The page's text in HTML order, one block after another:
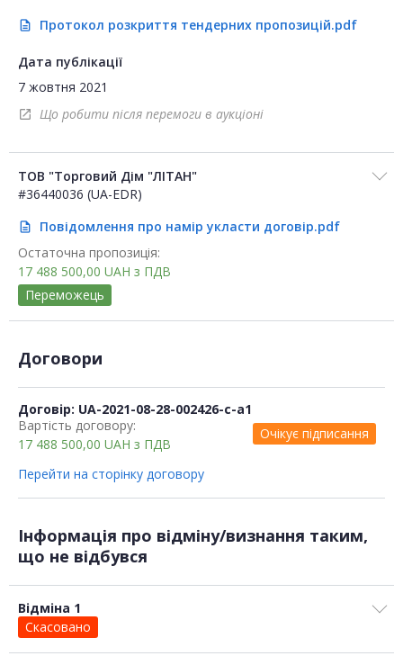
description Протокол розкриття тендерних пропозицій.pdf
Дата публікації
7 жовтня 2021
open_in_new Що робити після перемоги в аукціоні
ТОВ "Торговий Дім "ЛІТАН"
#36440036 (UA-EDR)
description
Повідомлення про намір укласти договір.pdf
Остаточна пропозиція:
17 488 500,00 UAH з ПДВ
Переможець
Договори
Договір: UA-2021-08-28-002426-c-a1
Вартість договору:
17 488 500,00 UAH з ПДВ
Очікує підписання
Перейти на сторінку договору
Інформація про відміну/визнання таким,
що не відбувся
Відміна 1
Скасовано